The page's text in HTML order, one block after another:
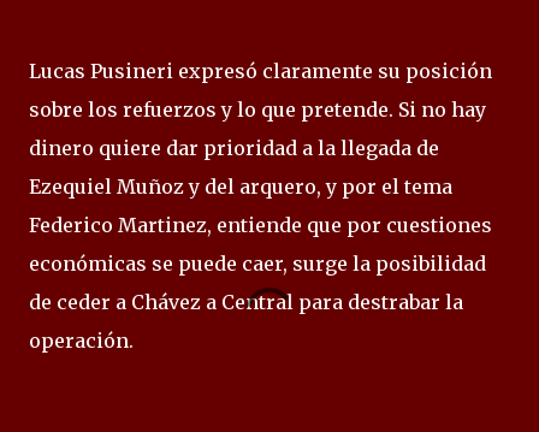
Lucas Pusineri expresó claramente su posición
sobre los refuerzos y lo que pretende. Si no hay
dinero quiere dar prioridad a la llegada de
Ezequiel Muñoz y del arquero, y por el tema
Federico Martinez, entiende que por cuestiones
económicas se puede caer, surge la posibilidad
de ceder a Chávez a Central para destrabar la
operación.